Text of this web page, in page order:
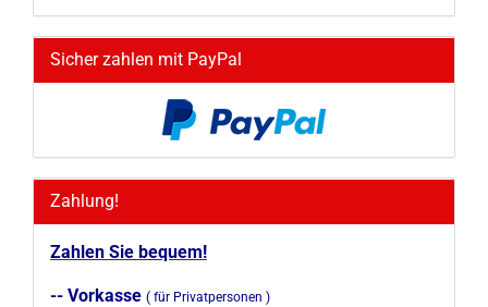
Sicher zahlen mit PayPal
Zahlung!
Zahlen Sie bequem!
-- Vorkasse ( für Privatpersonen )